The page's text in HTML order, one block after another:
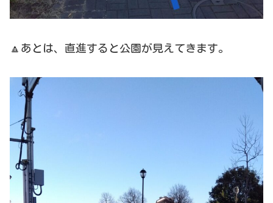
🔼あとは、直進すると公園が見えてきます。